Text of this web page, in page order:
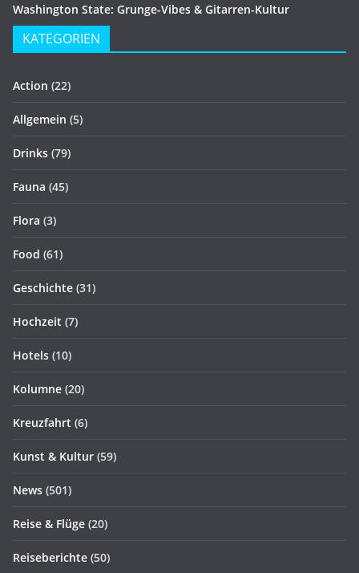
Washington State: Grunge-Vibes & Gitarren-Kultur
KATEGORIEN
Action (22)
Allgemein (5)
Drinks (79)
Fauna (45)
Flora (3)
Food (61)
Geschichte (31)
Hochzeit (7)
Hotels (10)
Kolumne (20)
Kreuzfahrt (6)
Kunst & Kultur (59)
News (501)
Reise & Flüge (20)
Reiseberichte (50)